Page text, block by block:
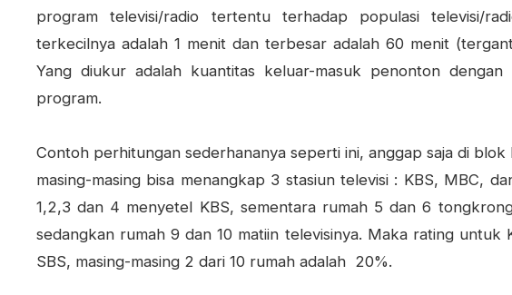
program televisi/radio tertentu terhadap populasi televisi/
terkecilnya adalah 1 menit dan terbesar adalah 60 menit
Yang diukur adalah kuantitas keluar-masuk penonton
program.
Contoh perhitungan sederhananya seperti ini, anggap saja di
masing-masing bisa menangkap 3 stasiun televisi : KBS, MBC,
1,2,3 dan 4 menyetel KBS, sementara rumah 5 dan 6
sedangkan rumah 9 dan 10 matiin televisinya. Maka rating untuk
SBS, masing-masing 2 dari 10 rumah adalah 20%.